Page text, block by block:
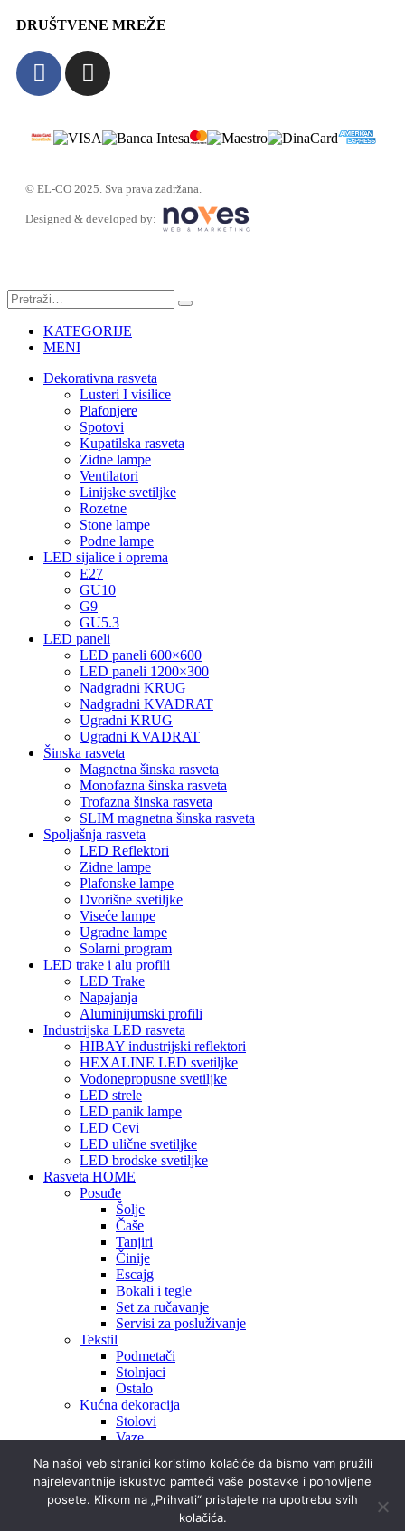
DRUŠTVENE MREŽE
© EL-CO 2025. Sva prava zadržana.
Designed & developed by:
KATEGORIJE
MENI
Dekorativna rasveta
Lusteri I visilice
Plafonjere
Spotovi
Kupatilska rasveta
Zidne lampe
Ventilatori
Linijske svetiljke
Rozetne
Stone lampe
Podne lampe
LED sijalice i oprema
E27
GU10
G9
GU5.3
LED paneli
LED paneli 600×600
LED paneli 1200×300
Nadgradni KRUG
Nadgradni KVADRAT
Ugradni KRUG
Ugradni KVADRAT
Šinska rasveta
Magnetna šinska rasveta
Monofazna šinska rasveta
Trofazna šinska rasveta
SLIM magnetna šinska rasveta
Spoljašnja rasveta
LED Reflektori
Zidne lampe
Plafonske lampe
Dvorišne svetiljke
Viseće lampe
Ugradne lampe
Solarni program
LED trake i alu profili
LED Trake
Napajanja
Aluminijumski profili
Industrijska LED rasveta
HIBAY industrijski reflektori
HEXALINE LED svetiljke
Vodonepropusne svetiljke
LED strele
LED panik lampe
LED Cevi
LED ulične svetiljke
LED brodske svetiljke
Rasveta HOME
Posuđe
Šolje
Čaše
Tanjiri
Činije
Escajg
Bokali i tegle
Set za ručavanje
Servisi za posluživanje
Tekstil
Podmetači
Stolnjaci
Ostalo
Kućna dekoracija
Stolovi
Vaze
O Nama
Projekti
Na našoj veb stranici koristimo kolačiće da bismo vam pružili
najrelevantnije iskustvo pamteći vaše postavke i ponovljene
posete. Klikom na „Prihvati“ pristajete na upotrebu svih
kolačića.